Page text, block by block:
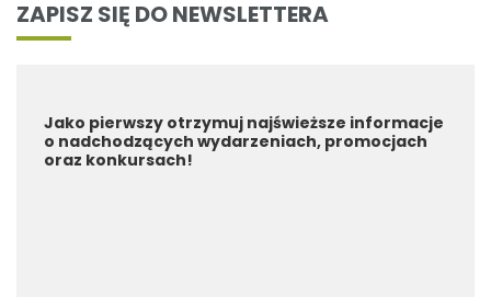
ZAPISZ SIĘ DO NEWSLETTERA
Jako pierwszy otrzymuj najświeższe informacje
o nadchodzących wydarzeniach, promocjach
oraz konkursach!